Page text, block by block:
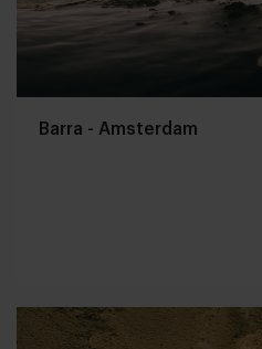
Barra - Amsterdam